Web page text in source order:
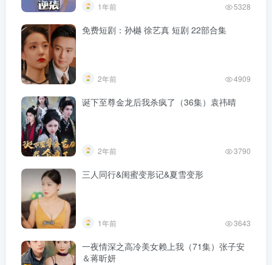
1年前 5328
免费短剧：孙樾 徐艺真 短剧 22部合集
2年前 4909
诞下至尊金龙后我杀疯了（36集）袁祎晴
2年前 3790
三人同行&闺蜜变形记&夏雪变形
1年前 3643
一夜情深之高冷美女赖上我（71集）张子安
＆蒋昕妍